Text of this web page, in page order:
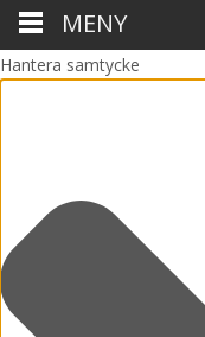
Hantera samtycke
MENY